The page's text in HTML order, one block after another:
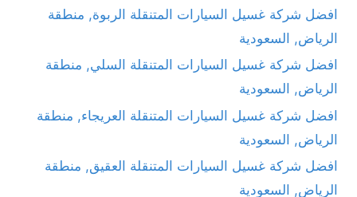
افضل شركة غسيل السيارات المتنقلة الربوة, منطقة
الرياض, السعودية
افضل شركة غسيل السيارات المتنقلة السلي, منطقة
الرياض, السعودية
افضل شركة غسيل السيارات المتنقلة العريجاء, منطقة
الرياض, السعودية
افضل شركة غسيل السيارات المتنقلة العقيق, منطقة
الرياض, السعودية